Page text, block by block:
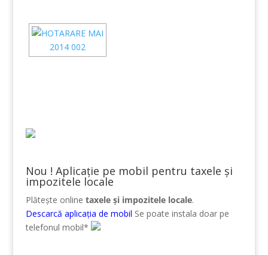
Nou ! Aplicație pe mobil pentru taxele și
impozitele locale
Plătește online taxele și impozitele locale.
Descarcă aplicația de mobil Se poate instala doar pe
telefonul mobil*